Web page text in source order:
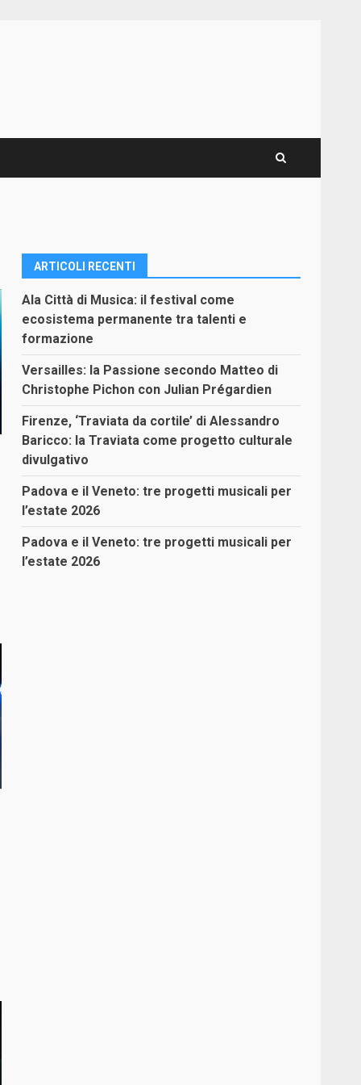
ARTICOLI RECENTI
Ala Città di Musica: il festival come
ecosistema permanente tra talenti e
formazione
Versailles: la Passione secondo Matteo di
Christophe Pichon con Julian Prégardien
Firenze, ‘Traviata da cortile’ di Alessandro
Baricco: la Traviata come progetto culturale
divulgativo
Padova e il Veneto: tre progetti musicali per
l’estate 2026
Padova e il Veneto: tre progetti musicali per
l’estate 2026